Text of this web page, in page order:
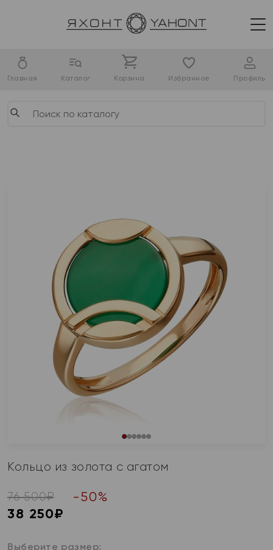
Главная Каталог Корзина Избранное Профиль
Кольцо из золота с агатом
76 500₽ -50%
38 250₽
Выберите размер: